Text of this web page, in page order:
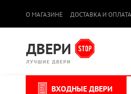
О МАГАЗИНЕ ДОСТАВКА И ОПЛАТА
ВХОДНЫЕ ДВЕРИ